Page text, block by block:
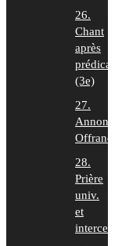
26.
Chant
après
(3e)
27.
Annonces,
Offrande
28.
Prière
univ.
et